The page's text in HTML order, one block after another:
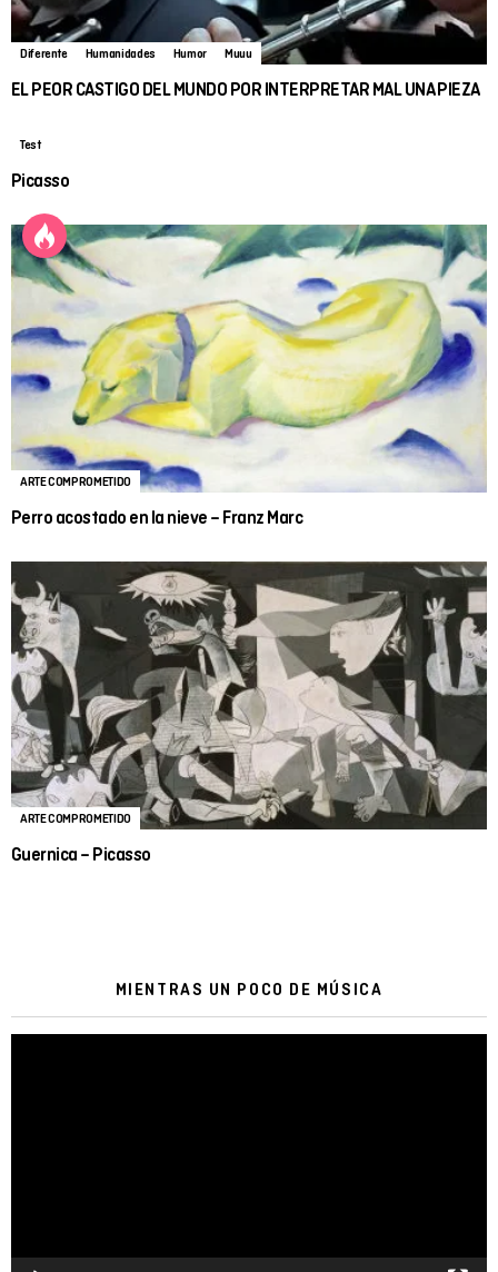
Diferente Humanidades Humor Muuu
EL PEOR CASTIGO DEL MUNDO POR INTERPRETAR MAL UNA PIEZA
Test
Picasso
ARTE COMPROMETIDO
Perro acostado en la nieve – Franz Marc
ARTE COMPROMETIDO
Guernica – Picasso
MIENTRAS UN POCO DE MÚSICA